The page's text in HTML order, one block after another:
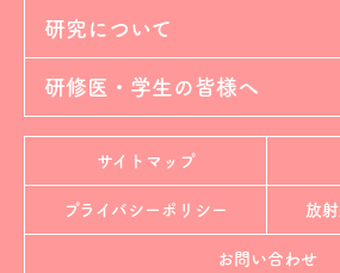
研究について
研修医・学生の皆様へ
サイトマップ
プライバシーポリシー 放
お問い合わせ